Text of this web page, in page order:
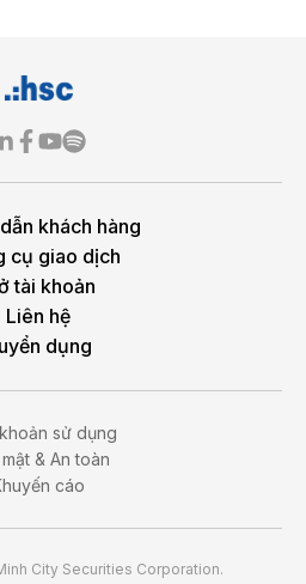
khách hàng
cụ giao dịch
tài khoản
Liên hệ
dụng
sử dụng
& An toàn
cáo
City Securities Corporation.